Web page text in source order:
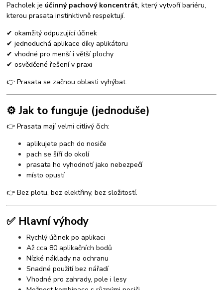
Pacholek je účinný pachový koncentrát, který vytvoří bariéru,
kterou prasata instinktivně respektují.
✔ okamžitý odpuzující účinek
✔ jednoduchá aplikace díky aplikátoru
✔ vhodné pro menší i větší plochy
✔ osvědčené řešení v praxi
👉 Prasata se začnou oblasti vyhýbat.
⚙️ Jak to funguje (jednoduše)
👉 Prasata mají velmi citlivý čich:
aplikujete pach do nosiče
pach se šíří do okolí
prasata ho vyhodnotí jako nebezpečí
místo opustí
👉 Bez plotu, bez elektřiny, bez složitostí.
✅ Hlavní výhody
Rychlý účinek po aplikaci
Až cca 80 aplikačních bodů
Nízké náklady na ochranu
Snadné použití bez nářadí
Vhodné pro zahrady, pole i lesy